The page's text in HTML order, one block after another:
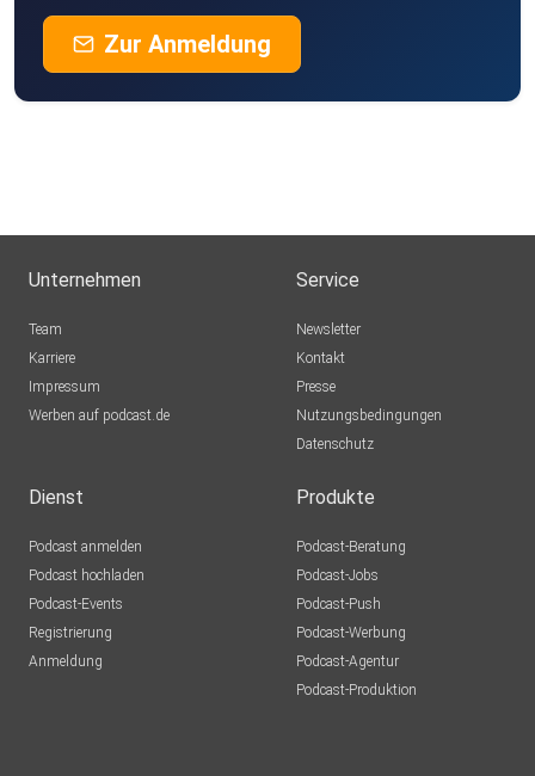
Zur Anmeldung
Unternehmen
Team
Karriere
Impressum
Werben auf podcast.de
Service
Newsletter
Kontakt
Presse
Nutzungsbedingungen
Datenschutz
Dienst
Podcast anmelden
Podcast hochladen
Podcast-Events
Registrierung
Anmeldung
Produkte
Podcast-Beratung
Podcast-Jobs
Podcast-Push
Podcast-Werbung
Podcast-Agentur
Podcast-Produktion